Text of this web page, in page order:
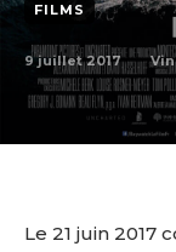
FILMS
9 juillet 2017
Le 21 juin 2017